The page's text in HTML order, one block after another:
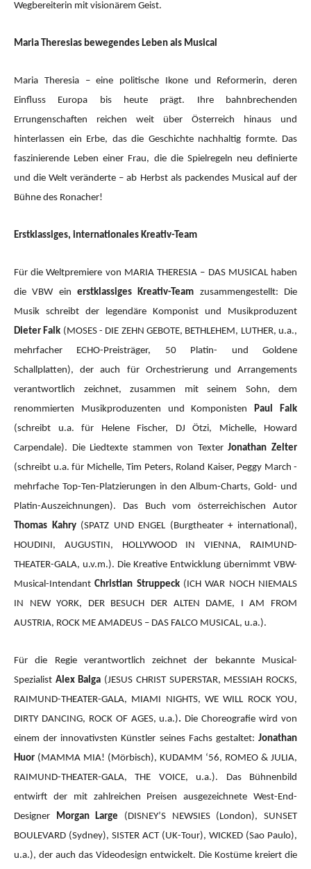
Wegbereiterin mit visionärem Geist.
Maria Theresias bewegendes Leben als Musical
Maria Theresia – eine politische Ikone und Reformerin, deren
Einfluss Europa bis heute prägt. Ihre bahnbrechenden
Errungenschaften reichen weit über Österreich hinaus und
hinterlassen ein Erbe, das die Geschichte nachhaltig formte. Das
faszinierende Leben einer Frau, die die Spielregeln neu definierte
und die Welt veränderte – ab Herbst als packendes Musical auf der
Bühne des Ronacher!
Erstklassiges, internationales Kreativ-Team
Für die Weltpremiere von MARIA THERESIA – DAS MUSICAL haben
die VBW ein erstklassiges Kreativ-Team zusammengestellt: Die
Musik schreibt der legendäre Komponist und Musikproduzent
Dieter Falk (MOSES - DIE ZEHN GEBOTE, BETHLEHEM, LUTHER, u.a.,
mehrfacher ECHO-Preisträger, 50 Platin- und Goldene
Schallplatten), der auch für Orchestrierung und Arrangements
verantwortlich zeichnet, zusammen mit seinem Sohn, dem
renommierten Musikproduzenten und KomponistenPaul Falk
(schreibt u.a. für Helene Fischer, DJ Ötzi, Michelle, Howard
Carpendale). Die Liedtexte stammen von TexterJonathan Zelter
(schreibt u.a. für Michelle, Tim Peters, Roland Kaiser, Peggy March -
mehrfache Top-Ten-Platzierungen in den Album-Charts, Gold- und
Platin-Auszeichnungen). Das Buch vom österreichischen Autor
Thomas Kahry(SPATZ UND ENGEL (Burgtheater + international),
HOUDINI, AUGUSTIN, HOLLYWOOD IN VIENNA, RAIMUND-
THEATER-GALA, u.v.m.). Die Kreative Entwicklung übernimmt VBW-
Musical-IntendantChristian Struppeck(ICH WAR NOCH NIEMALS
IN NEW YORK, DER BESUCH DER ALTEN DAME, I AM FROM
AUSTRIA, ROCK ME AMADEUS – DAS FALCO MUSICAL, u.a.).
Für die Regie verantwortlich zeichnet der bekannte Musical-
Spezialist Alex Balga (JESUS CHRIST SUPERSTAR, MESSIAH ROCKS,
RAIMUND-THEATER-GALA, MIAMI NIGHTS, WE WILL ROCK YOU,
DIRTY DANCING, ROCK OF AGES, u.a.). Die Choreografie wird von
einem der innovativsten Künstler seines Fachs gestaltet: Jonathan
Huor (MAMMA MIA! (Mörbisch), KUDAMM ‘56, ROMEO & JULIA,
RAIMUND-THEATER-GALA, THE VOICE, u.a.). Das Bühnenbild
entwirft der mit zahlreichen Preisen ausgezeichnete West-End-
Designer Morgan Large (DISNEY’S NEWSIES (London), SUNSET
BOULEVARD (Sydney), SISTER ACT (UK-Tour), WICKED (Sao Paulo),
u.a.), der auch das Videodesign entwickelt. Die Kostüme kreiert die